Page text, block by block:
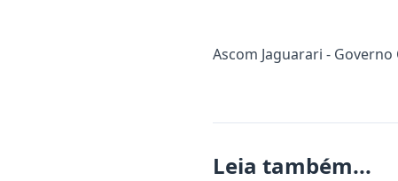
Ascom Jaguarari -
Leia também...